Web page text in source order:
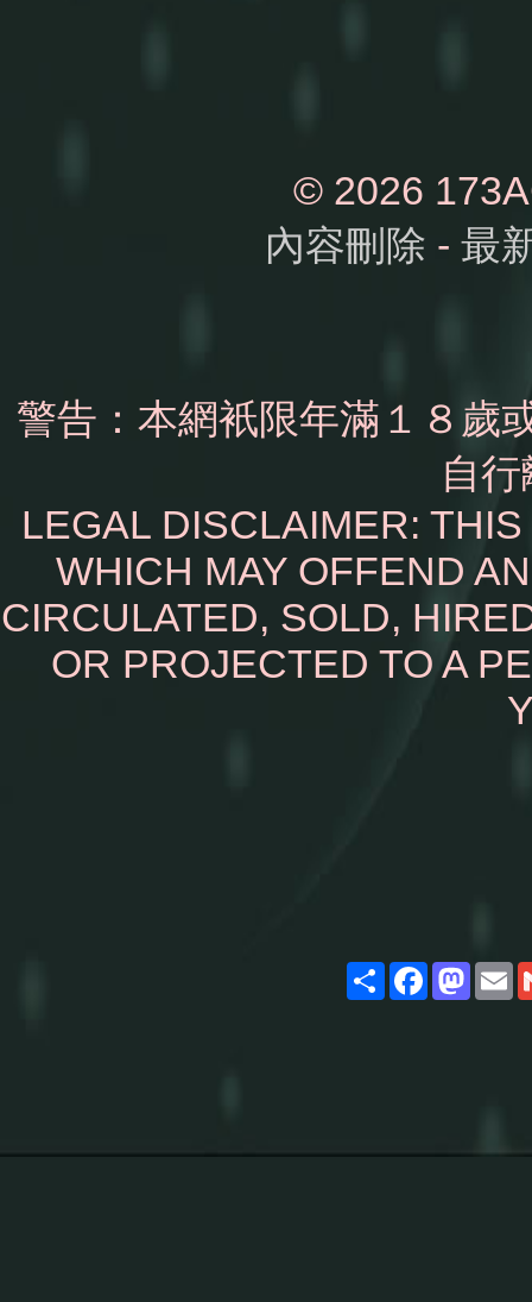
© 2026
內容刪除 - 最
警告：本網衹限年滿１８歲
自
LEGAL DISCLAIMER:
WHICH MAY OFFEND
CIRCULATED, SOLD,
OR PROJECTED TO A
ShareFacebook